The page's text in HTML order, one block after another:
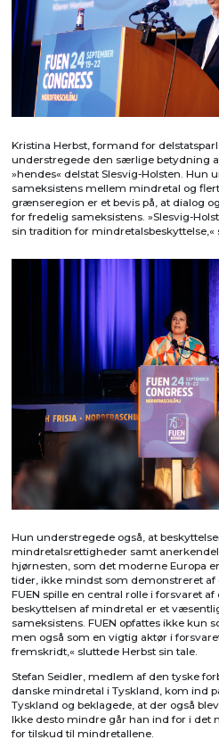
Kristina Herbst, formand for
understregede den særlige betydning
»hendes« delstat Slesvig-Holsten. Hun
sameksistens mellem mindretal og
grænseregion er et bevis på, at dialog
for fredelig sameksistens. »Slesvig-
sin tradition for mindretalsbeskyttelse,«
Hun understregede også, at
mindretalsrettigheder samt
hjørnesten, som det moderne Europa
tider, ikke mindst som demonstreret af
FUEN spille en central rolle i forsvaret
beskyttelsen af mindretal er et
sameksistens. FUEN opfattes ikke kun
men også som en vigtig aktør i
fremskridt,« sluttede Herbst sin tale.
Stefan Seidler, medlem af den tyske
danske mindretal i Tyskland, kom ind
Tyskland og beklagede, at der også
Ikke desto mindre går han ind for i det
for tilskud til mindretallene.